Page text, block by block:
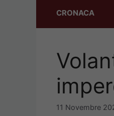
CRONACA
11 Novembre